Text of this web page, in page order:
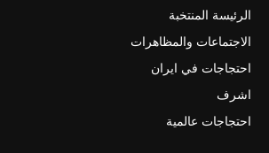
الرئيسة المنتخبة
الاجتماعات والمظاهرات
احتجاجات في ايران
اشرف
احتجاجات عالمية